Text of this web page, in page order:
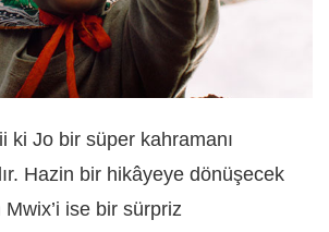
ki Jo bir süper kahramanı
Hazin bir hikâyeye dönüşecek
ise bir sürpriz